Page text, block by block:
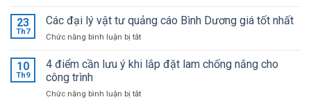
giá
mica
Đài
mới
giá
23
Th7
Các đại lý vật tư quảng cáo Bình Dương giá tốt nhất
Chức năng bình luận bị tắtở
đại
tư
10
Th9
4 điểm cần lưu ý khi lắp đặt lam chống nắng cho
công trình
Chức năng bình luận bị tắtở